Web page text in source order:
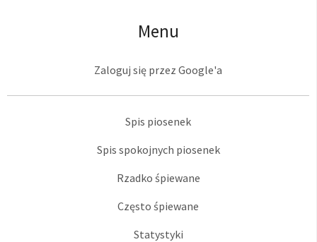
Menu
Zaloguj się przez Google'a
Spis piosenek
Spis spokojnych piosenek
Rzadko śpiewane
Często śpiewane
Statystyki